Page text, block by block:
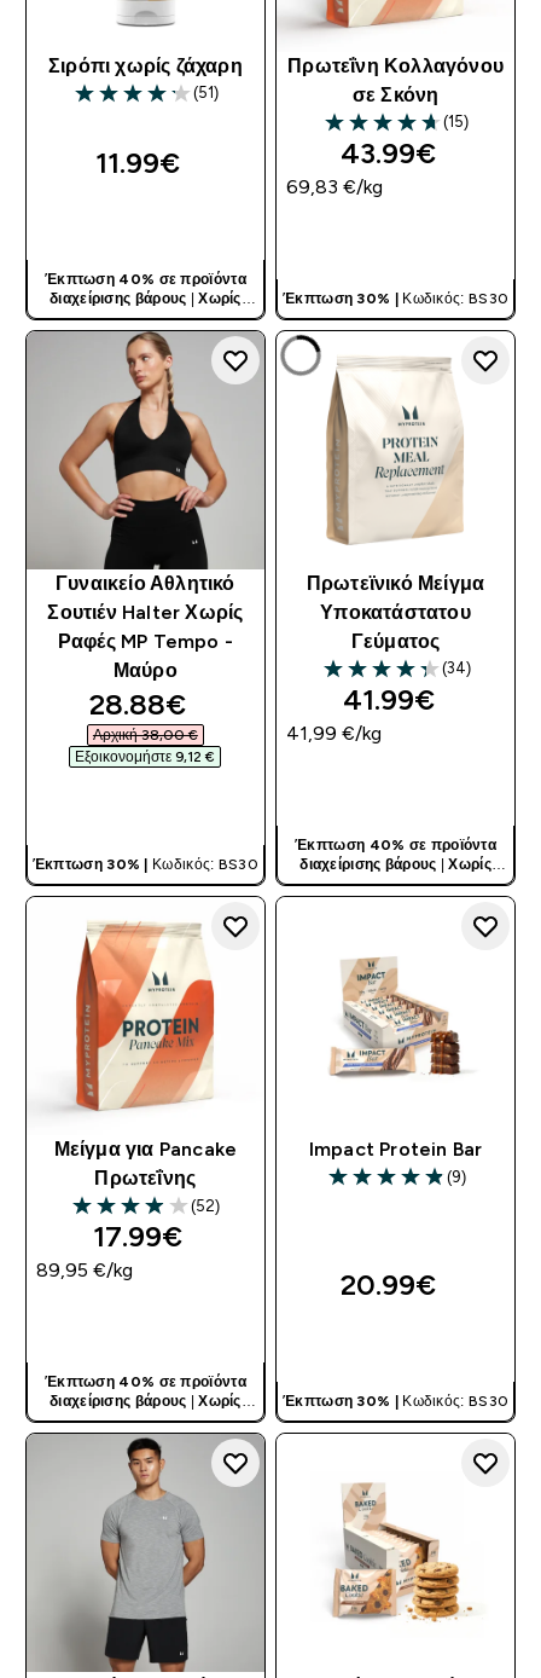
Σιρόπι χωρίς ζάχαρη
4.2 out of 5 stars
(51)
11.99€‎
Έκπτωση 40% σε προϊόντα
διαχείρισης βάρους |Χωρίς
Κωδικό
Πρωτεΐνη Κολλαγόνου
σε Σκόνη
4.67 out of 5 stars
(15)
43.99€‎
69,83 €‎/kg
Έκπτωση 30% | Κωδικός: BS30
Γυναικείο Αθλητικό
Σουτιέν Halter Χωρίς
Ραφές MP Tempo -
Μαύρο
discounted price
28.88€‎
Αρχική 38,00 €‎
Εξοικονομήστε 9,12 €‎
Έκπτωση 30% | Κωδικός: BS30
Πρωτεϊνικό Μείγμα
Υποκατάστατου
Γεύματος
4.29 out of 5 stars
(34)
41.99€‎
41,99 €‎/kg
Έκπτωση 40% σε προϊόντα
διαχείρισης βάρους |Χωρίς
Κωδικό
Μείγμα για Pancake
Πρωτεΐνης
3.92 out of 5 stars
(52)
17.99€‎
89,95 €‎/kg
Έκπτωση 40% σε προϊόντα
διαχείρισης βάρους |Χωρίς
Κωδικό
Impact Protein Bar
4.89 out of 5 stars
(9)
20.99€‎
Έκπτωση 30% | Κωδικός: BS30